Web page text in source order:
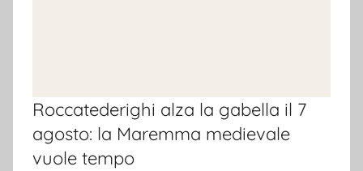
Roccatederighi alza la gabella il 7
agosto: la Maremma medievale
vuole tempo